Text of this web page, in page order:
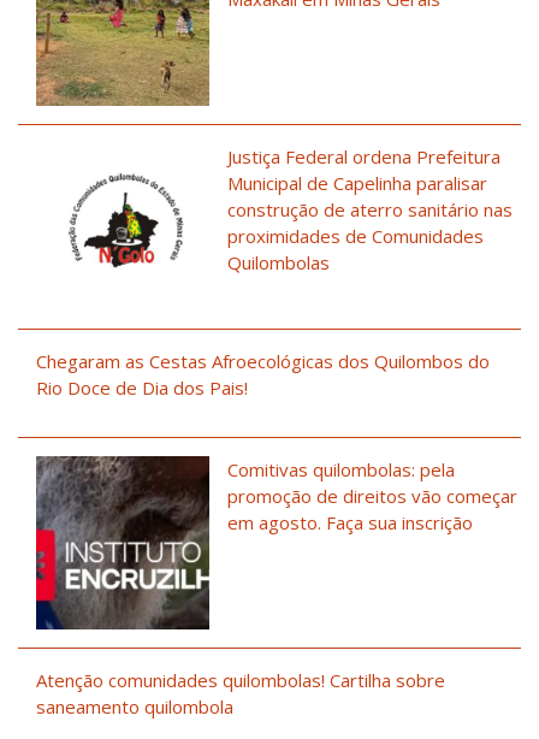
Justiça Federal ordena Prefeitura
Municipal de Capelinha paralisar
construção de aterro sanitário nas
proximidades de Comunidades
Quilombolas
Chegaram as Cestas Afroecológicas dos Quilombos do
Rio Doce de Dia dos Pais!
Comitivas quilombolas: pela
promoção de direitos vão começar
em agosto. Faça sua inscrição
Atenção comunidades quilombolas! Cartilha sobre
saneamento quilombola